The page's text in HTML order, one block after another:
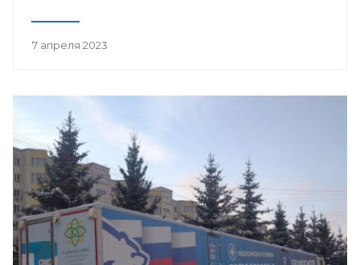
7 апреля 2023